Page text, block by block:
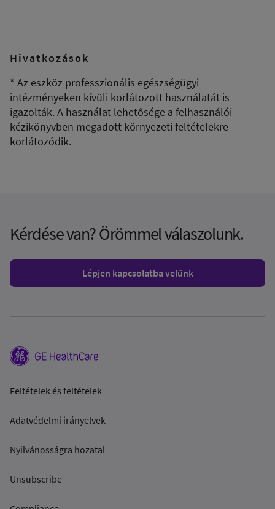
Hivatkozások
* Az eszköz professzionális egészségügyi
intézményeken kívüli korlátozott használatát is
igazolták. A használat lehetősége a felhasználói
kézikönyvben megadott környezeti feltételekre
korlátozódik.
Kérdése van? Örömmel válaszolunk.
Lépjen kapcsolatba velünk
Feltételek és feltételek
Adatvédelmi irányelvek
Nyilvánosságra hozatal
Unsubscribe